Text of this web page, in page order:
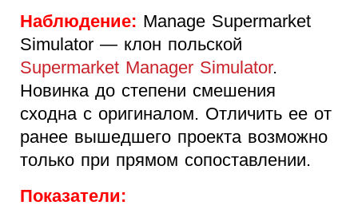
Наблюдение: Manage Supermarket
Simulator — клон польской
Supermarket Manager Simulator.
Новинка до степени смешения
сходна с оригиналом. Отличить ее от
ранее вышедшего проекта возможно
только при прямом сопоставлении.
Показатели: